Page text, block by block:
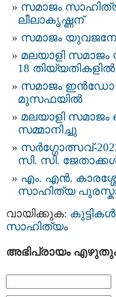
സമാജം
ലീലാകൃഷ്ണന്
സമാജം
മലയാളി സമാജം
18 തിയ്യതികളിൽ
സമാജം ഇന്‍ഡോ
മുസഫയിൽ
മലയാളി
സമ്മാനിച്ചു
സർഗ്ഗോത്സവ്-
സി. സി.
എം. എൻ.
സാഹിത്യ
വായിക്കുക: കുട്ടികള്‍
സാഹിത്യം
അഭിപ്രായം